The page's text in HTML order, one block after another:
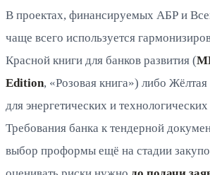
В проектах, финансируемых АБР и
чаще всего используется
Красной книги для банков развития (
Edition, «Розовая книга») либо
для энергетических и
Требования банка к тендерной
выбор проформы ещё на стадии